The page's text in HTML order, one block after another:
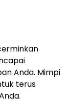
Anda. Mimpi
terus